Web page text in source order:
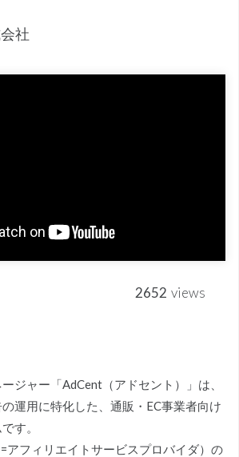
社
2652 views
ジャー「AdCent（アドセント）」は、
運用に特化した、通販・EC事業者向け
す。
アフィリエイトサービスプロバイダ）の